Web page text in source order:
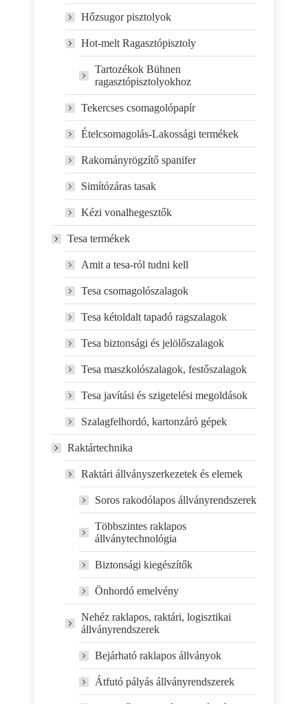
Hőzsugor pisztolyok
Hot-melt Ragasztópisztoly
Tartozékok Bühnen
ragasztópisztolyokhoz
Tekercses csomagolópapír
Ételcsomagolás-Lakossági termékek
Rakományrögzítő spanifer
Simítózáras tasak
Kézi vonalhegesztők
Tesa termékek
Amit a tesa-ról tudni kell
Tesa csomagolószalagok
Tesa kétoldalt tapadó ragszalagok
Tesa biztonsági és jelölőszalagok
Tesa maszkolószalagok, festőszalagok
Tesa javítási és szigetelési megoldások
Szalagfelhordó, kartonzáró gépek
Raktártechnika
Raktári állványszerkezetek és elemek
Soros rakodólapos állványrendszerek
Többszintes raklapos
állványtechnológia
Biztonsági kiegészítők
Önhordó emelvény
Nehéz raklapos, raktári, logisztikai
állványrendszerek
Bejárható raklapos állványok
Átfutó pályás állványrendszerek